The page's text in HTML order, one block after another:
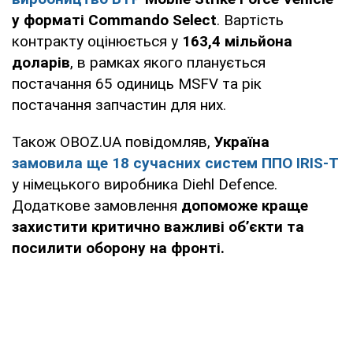
у форматі Commando Select. Вартість
контракту оцінюється у 163,4 мільйона
доларів, в рамках якого планується
постачання 65 одиниць MSFV та рік
постачання запчастин для них.
Також OBOZ.UA повідомляв, Україна
замовила ще 18 сучасних систем ППО IRIS‑T
у німецького виробника Diehl Defence.
Додаткове замовлення допоможе краще
захистити критично важливі об’єкти та
посилити оборону на фронті.